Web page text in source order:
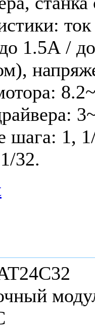
1.5А /
шага: 1,
32.